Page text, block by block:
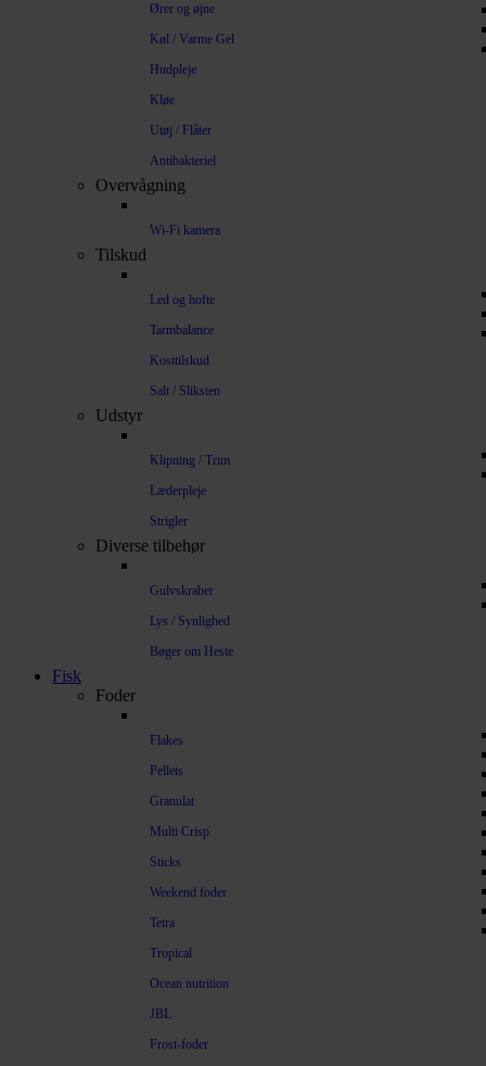
Ører og øjne
Køl / Varme Gel
Hudpleje
Kløe
Utøj / Flåter
Antibakteriel
Overvågning
Wi-Fi kamera
Tilskud
Led og hofte
Tarmbalance
Kosttilskud
Salt / Sliksten
Udstyr
Klipning / Trim
Læderpleje
Strigler
Diverse tilbehør
Gulvskraber
Lys / Synlighed
Bøger om Heste
Fisk
Foder
Flakes
Pellets
Granulat
Multi Crisp
Sticks
Weekend foder
Tetra
Tropical
Ocean nutrition
JBL
Frost-foder